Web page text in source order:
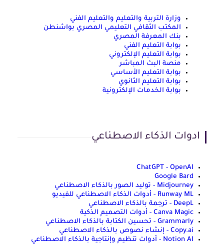
وزارة التربية والتعليم والتعليم الفني
المكتب الثقافي التعليمي المصري بواشنطن
بنك المعرفة المصري
بوابة التعليم الفني
بوابة التعليم الإلكتروني
منصة البث المباشر
بوابة التعليم الأساسي
بوابة التعليم الثانوي
بوابة الخدمات الإلكترونية
ادوات الذكاء الاصطناعي
ChatGPT - OpenAI
Google Bard
Midjourney - توليد الصور بالذكاء الاصطناعي
Runway ML - أدوات الذكاء الاصطناعي للفيديو
DeepL - ترجمة بالذكاء الاصطناعي
Canva Magic - أدوات التصميم الذكية
Grammarly - تحسين الكتابة بالذكاء الاصطناعي
Copy.ai - إنشاء نصوص بالذكاء الاصطناعي
Notion AI - أدوات تنظيم وإنتاجية بالذكاء الاصطناعي